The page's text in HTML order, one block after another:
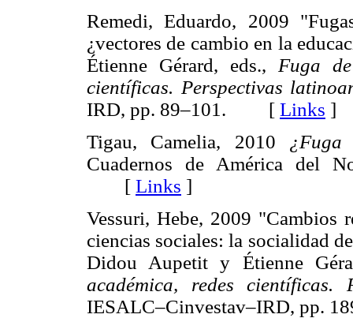
Remedi, Eduardo, 2009
¿vectores de cambio en la
Étienne Gérard, eds., Fuga
científicas. Perspectivas
IRD, pp. 89–101. [ Links ]
Tigau, Camelia, 2010
Cuadernos de América del
[ Links ]
Vessuri, Hebe, 2009 "Cambios
ciencias sociales: la socialidad
Didou Aupetit y Étienne
académica, redes científicas.
IESALC–Cinvestav–IRD,